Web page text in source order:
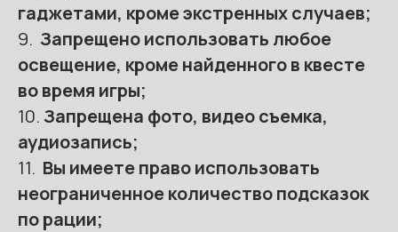
гаджетами, кроме экстренных случаев;
9. Запрещено использовать любое
освещение, кроме найденного в квесте
во время игры;
10. Запрещена фото, видео съемка,
аудиозапись;
11. Вы имеете право использовать
неограниченное количество подсказок
по рации;